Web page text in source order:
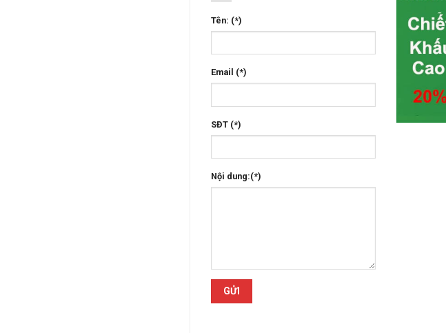
Tên: (*)
Email (*)
SĐT (*)
Nội dung:(*)